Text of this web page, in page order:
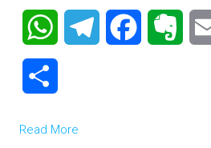
WhatsAppTelegram Facebook
Read More